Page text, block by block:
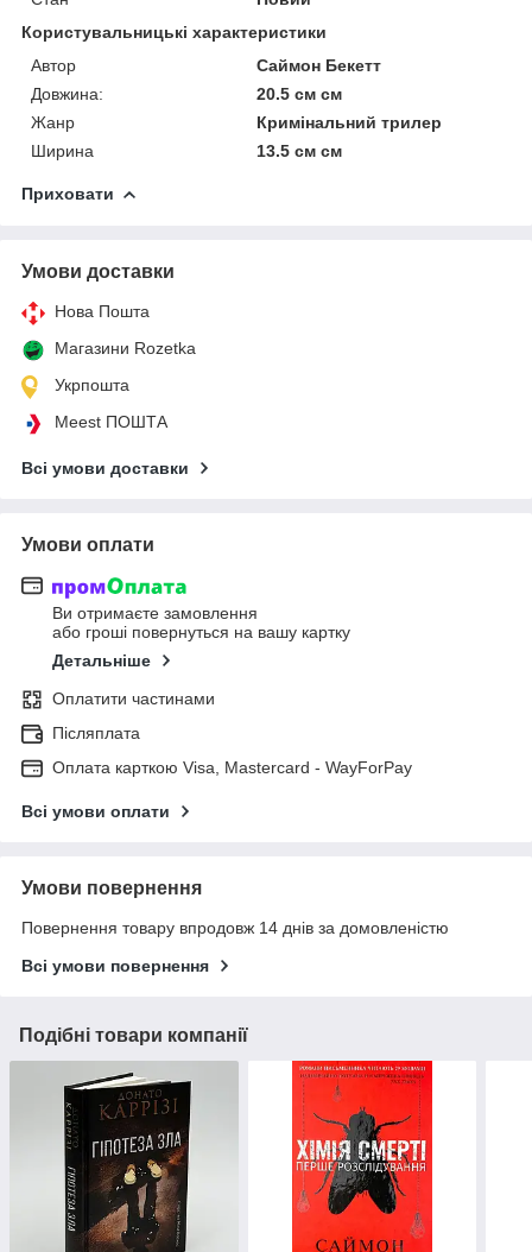
Користувальницькі характеристики
Автор
Саймон Бекетт
Довжина:
20.5 см см
Жанр
Кримінальний трилер
Ширина
13.5 см см
Приховати
Умови доставки
Нова Пошта
Магазини Rozetka
Укрпошта
Meest ПОШТА
Всі умови доставки
Умови оплати
Ви отримаєте замовлення
або гроші повернуться на вашу картку
Детальніше
Оплатити частинами
Післяплата
Оплата карткою Visa, Mastercard - WayForPay
Всі умови оплати
Умови повернення
Повернення товару впродовж 14 днів за домовленістю
Всі умови повернення
Подібні товари компанії